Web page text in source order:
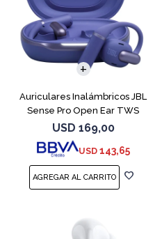
Auriculares Inalámbricos JBL
Sense Pro Open Ear TWS
Azul
USD 169,00
USD 143,65